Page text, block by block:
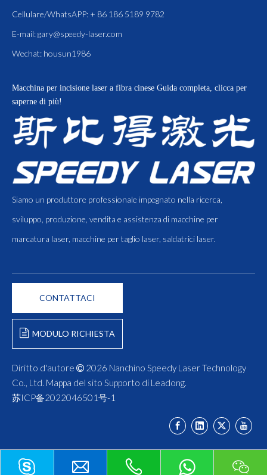
Cellulare/WhatsAPP: + 86 186 5189 9782
E-mail:gary@speedy-laser.com
Wechat: housun1986
Macchina per incisione laser a fibra cinese Guida completa, clicca per
saperne di più!
Siamo un produttore professionale impegnato nella ricerca,
sviluppo, produzione, vendita e assistenza di macchine per
marcatura laser, macchine per taglio laser, saldatrici laser.
CONTATTACI
MODULO RICHIESTA
Diritto d'autore  2026 Nanchino Speedy Laser Technology
Co., Ltd. Mappa del sito Supporto di Leadong.
苏ICP备2022046501号-1